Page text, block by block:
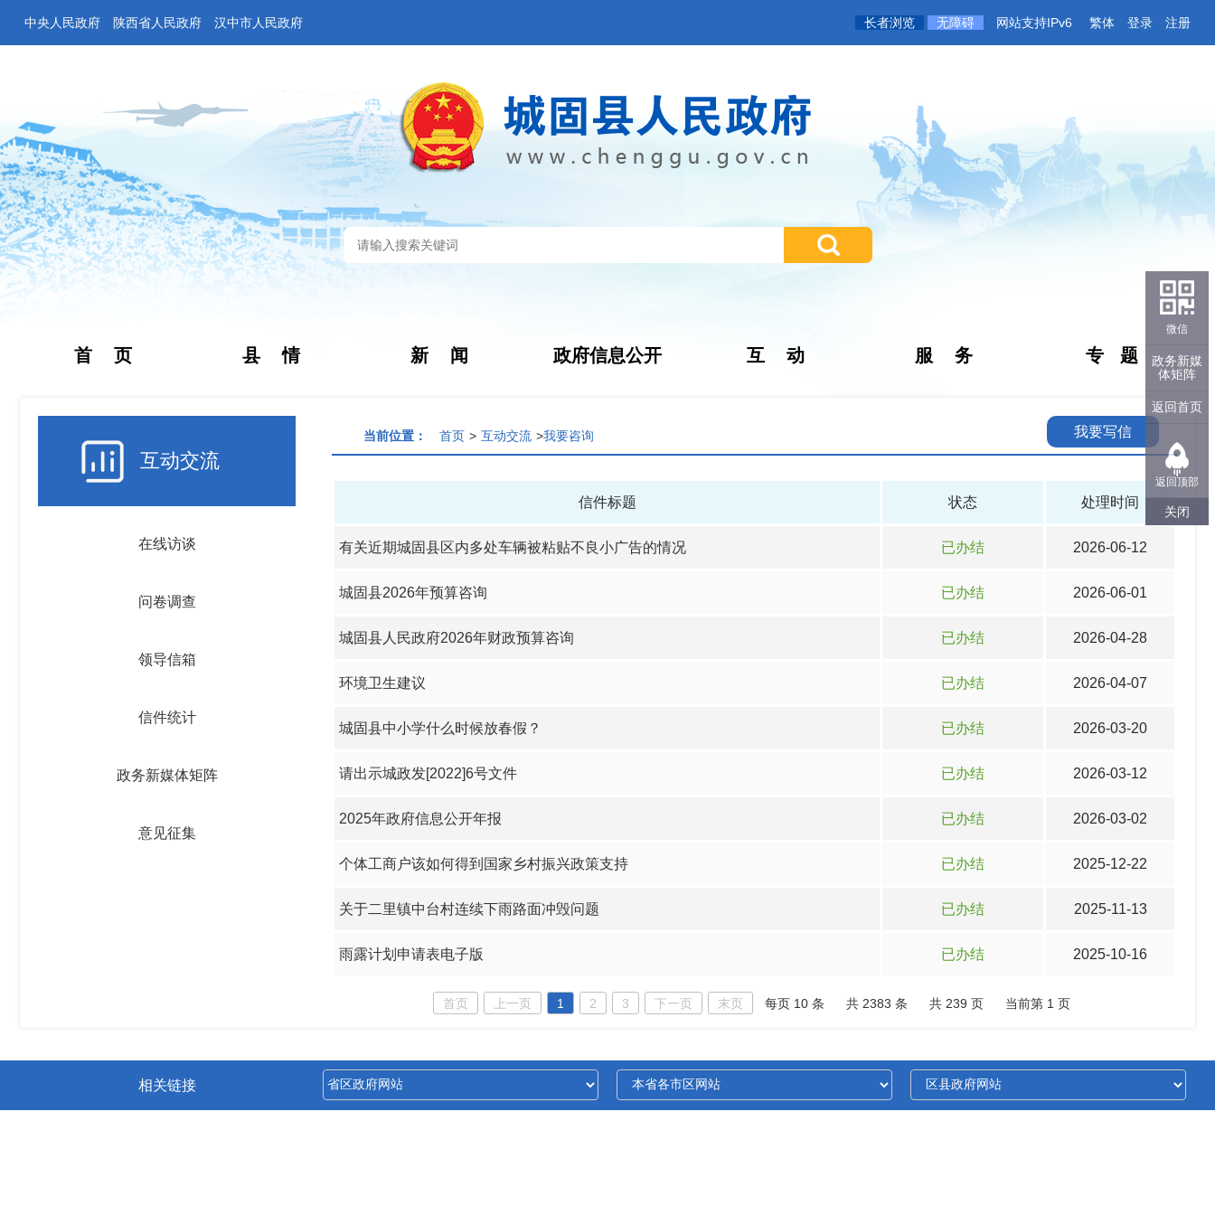
中央人民政府 陕西省人民政府 汉中市人民政府 长者浏览 无障碍 网站支持IPv6 繁体 登录 注册
首 页 县 情 新 闻 政府信息公开 互 动 服 务 专 题
互动交流
在线访谈
问卷调查
领导信箱
信件统计
政务新媒体矩阵
意见征集
当前位置： 首页 > 互动交流 >我要咨询 我要写信
信件标题 状态 处理时间
有关近期城固县区内多处车辆被粘贴不良小广告的情况 已办结 2026-06-12
城固县2026年预算咨询 已办结 2026-06-01
城固县人民政府2026年财政预算咨询 已办结 2026-04-28
环境卫生建议 已办结 2026-04-07
城固县中小学什么时候放春假？ 已办结 2026-03-20
请出示城政发[2022]6号文件 已办结 2026-03-12
2025年政府信息公开年报 已办结 2026-03-02
个体工商户该如何得到国家乡村振兴政策支持 已办结 2025-12-22
关于二里镇中台村连续下雨路面冲毁问题 已办结 2025-11-13
雨露计划申请表电子版 已办结 2025-10-16
首页 上一页 1 2 3 下一页 末页 每页 10 条 共 2383 条 共 239 页 当前第 1 页
相关链接
微信
政务新媒
体矩阵
返回首页
返回顶部
关闭